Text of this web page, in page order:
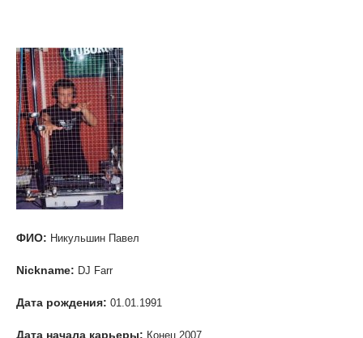
ФИО: Никульшин Павел
Nickname: DJ Farr
Дата рождения: 01.01.1991
Дата начала карьеры: Конец 2007